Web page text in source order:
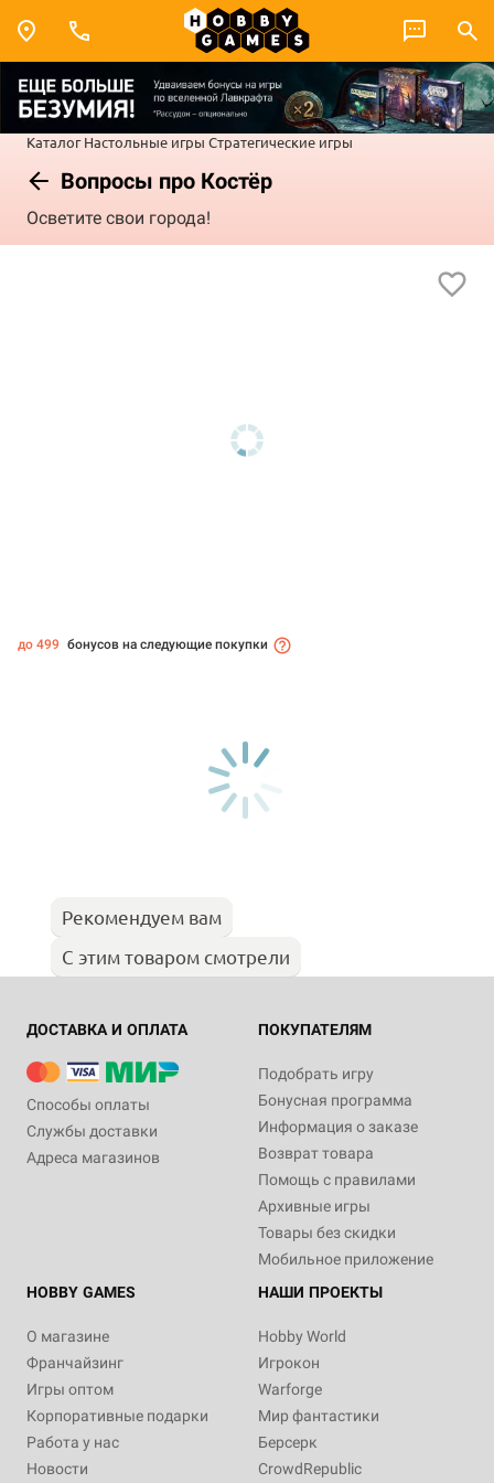
Каталог Настольные игры Стратегические игры
Вопросы про Костёр
Осветите свои города!
до 499 бонусов на следующие покупки
Рекомендуем вам
С этим товаром смотрели
ДОСТАВКА И ОПЛАТА
Способы оплаты
Службы доставки
Адреса магазинов
ПОКУПАТЕЛЯМ
Подобрать игру
Бонусная программа
Информация о заказе
Возврат товара
Помощь с правилами
Архивные игры
Товары без скидки
Мобильное приложение
HOBBY GAMES
О магазине
Франчайзинг
Игры оптом
Корпоративные подарки
Работа у нас
Новости
НАШИ ПРОЕКТЫ
Hobby World
Игрокон
Warforge
Мир фантастики
Берсерк
CrowdRepublic